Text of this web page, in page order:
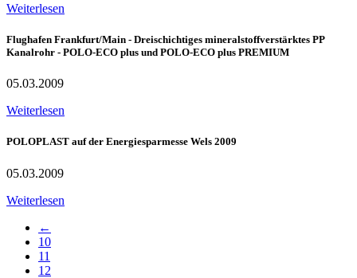
Weiterlesen
Flughafen Frankfurt/Main - Dreischichtiges mineralstoffverstärktes PP
Kanalrohr - POLO-ECO plus und POLO-ECO plus PREMIUM
05.03.2009
Weiterlesen
POLOPLAST auf der Energiesparmesse Wels 2009
05.03.2009
Weiterlesen
←
10
11
12